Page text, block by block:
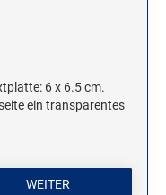
6 x 6.5 cm.
ein transparentes